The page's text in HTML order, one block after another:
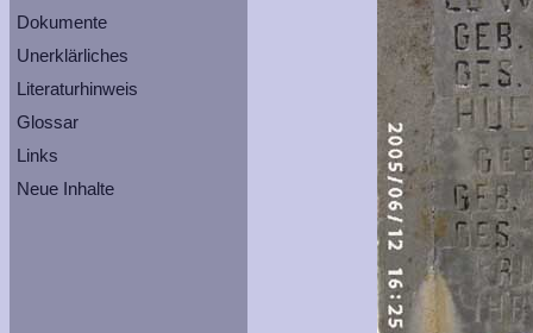
Dokumente
Unerklärliches
Literaturhinweis
Glossar
Links
Neue Inhalte